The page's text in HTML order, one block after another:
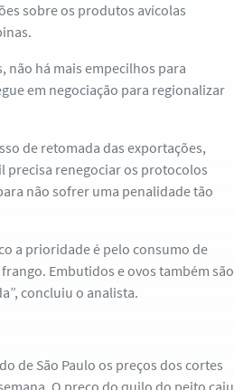
sobre os produtos avícolas
não há mais empecilhos para
em negociação para regionalizar
de retomada das exportações,
precisa renegociar os protocolos
não sofrer uma penalidade tão
a prioridade é pelo consumo de
Embutidos e ovos também são
concluiu o analista.
de São Paulo os preços dos cortes
O preço do quilo do peito caiu